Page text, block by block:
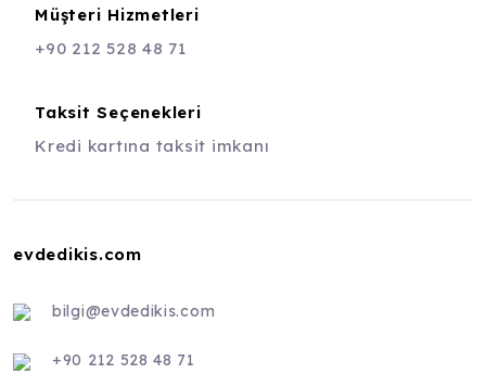
Müşteri Hizmetleri
+90 212 528 48 71
Taksit Seçenekleri
Kredi kartına taksit imkanı
evdedikis.com
bilgi@evdedikis.com
+90 212 528 48 71